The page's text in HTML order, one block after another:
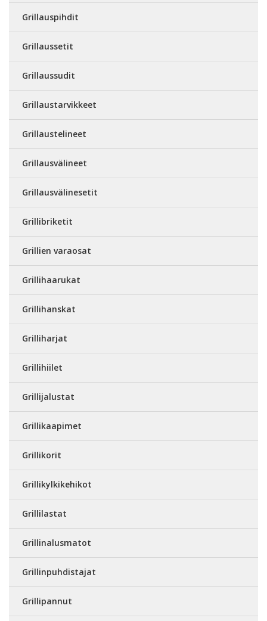
Grillauspihdit
Grillaussetit
Grillaussudit
Grillaustarvikkeet
Grillaustelineet
Grillausvälineet
Grillausvälinesetit
Grillibriketit
Grillien varaosat
Grillihaarukat
Grillihanskat
Grilliharjat
Grillihiilet
Grillijalustat
Grillikaapimet
Grillikorit
Grillikylkikehikot
Grillilastat
Grillinalusmatot
Grillinpuhdistajat
Grillipannut